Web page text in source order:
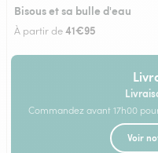
Bisous et sa bulle d'eau
À partir de41€95
Commandez avant 17h00
Voir